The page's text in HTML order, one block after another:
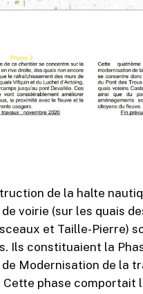
de la halte
voirie (sur les quais
et Taille-Pierre)
Ils constituaient la
Modernisation de la
Cette phase comportait